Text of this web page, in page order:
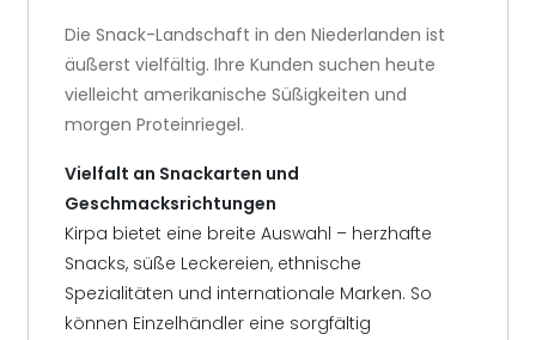
Die Snack-Landschaft in den Niederlanden ist
äußerst vielfältig. Ihre Kunden suchen heute
vielleicht amerikanische Süßigkeiten und
morgen Proteinriegel.
Vielfalt an Snackarten und
Geschmacksrichtungen
Kirpa bietet eine breite Auswahl – herzhafte
Snacks, süße Leckereien, ethnische
Spezialitäten und internationale Marken. So
können Einzelhändler eine sorgfältig